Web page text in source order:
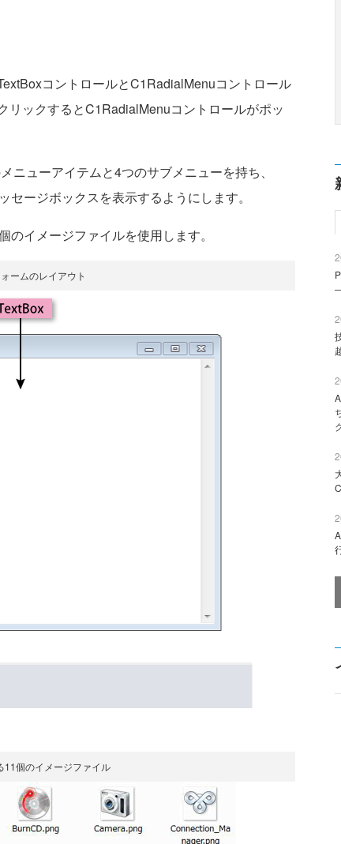
コントロールとC1RadialMenuコントロール
リックするとC1RadialMenuコントロールがポッ
ューアイテムと4つのサブメニューを持ち、
ージボックスを表示するようにします。
イメージファイルを使用します。
ームのレイアウト
11個のイメージファイル